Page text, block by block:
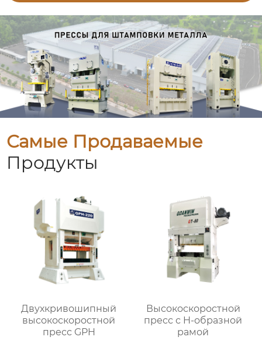
Самые Продаваемые
Продукты
Двухкривошипный
высокоскоростной
пресс GPH
Высокоскоростной
пресс с H-образной
рамой